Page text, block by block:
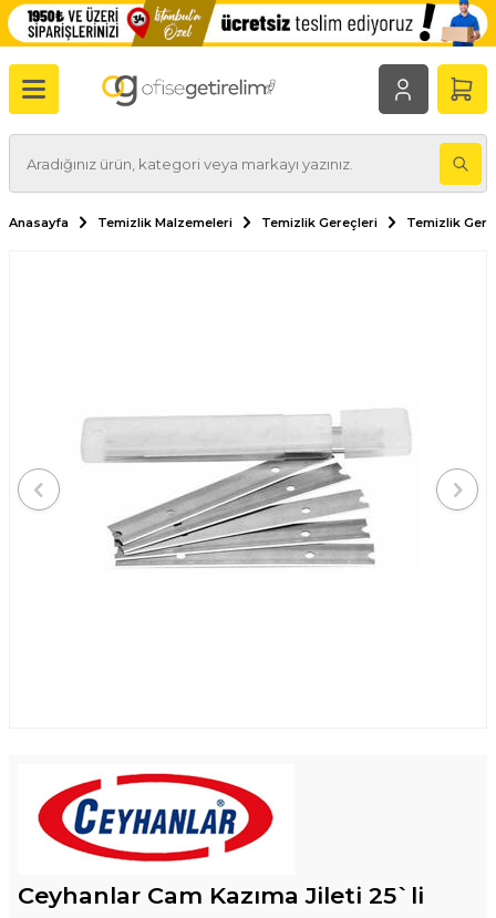
Anasayfa Temizlik Malzemeleri Temizlik Gereçleri Temizlik
Ceyhanlar Cam Kazıma Jileti 25`li